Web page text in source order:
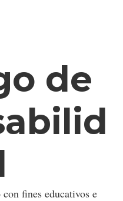
de
fines educativos e